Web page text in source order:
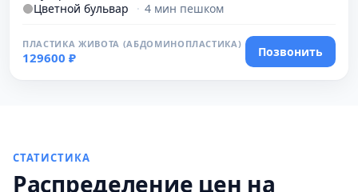
Цветной бульвар
· 4 мин пешком
ПЛАСТИКА ЖИВОТА (АБДОМИНОПЛАСТИКА)
129600 ₽ Позвонить
СТАТИСТИКА
Распределение цен на